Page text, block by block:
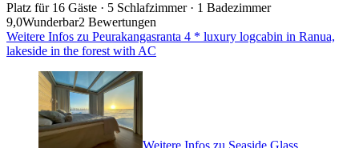
Platz für 16 Gäste · 5 Schlafzimmer · 1 Badezimmer
9,0Wunderbar2 Bewertungen
Weitere Infos zu Peurakangasranta 4 * luxury logcabin in Ranua,
lakeside in the forest with AC
Weitere Infos zu Seaside Glass